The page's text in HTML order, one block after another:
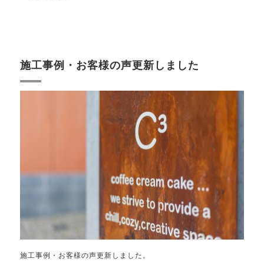
施工事例・お客様の声更新しました
施工事例・お客様の声更新しました。